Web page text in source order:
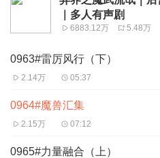
｜多人有声剧
6883.12万 5.48万
0963#雷厉风行（下）
2.14万 05:37
0964#魔兽汇集
2.15万 07:12
0965#力量融合（上）